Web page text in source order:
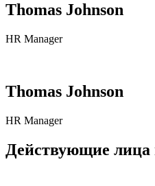
Thomas Johnson
HR Manager
Thomas Johnson
HR Manager
Действующие лица